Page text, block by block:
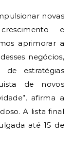
novas
e
aprimorar a
negócios,
de estratégias
de novos
afirma a
A lista final
até 15 de